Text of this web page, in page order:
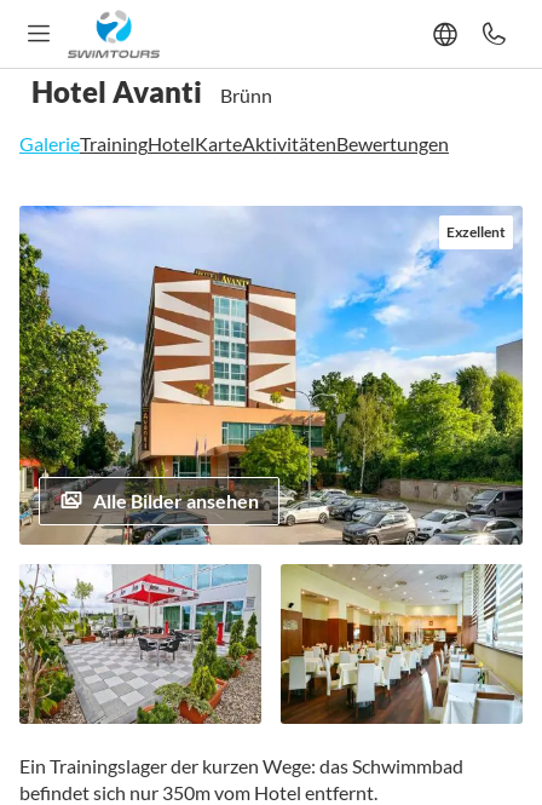
Hotel Avanti Brünn
GalerieTrainingHotelKarteAktivitätenBewertungen
Zum
Ende
der
Bildgalerie
springen
Exzellent
Alle Bilder ansehen
Anfang
der
Ein Trainingslager der kurzen Wege: das Schwimmbad
befindet sich nur 350m vom Hotel entfernt.